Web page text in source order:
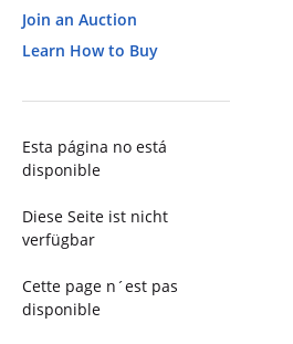
Join an Auction
Learn How to Buy
Esta página no está
disponible
Diese Seite ist nicht
verfügbar
Cette page n´est pas
disponible